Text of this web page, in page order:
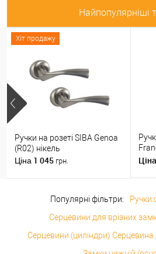
Найпопулярніші
Хіт продажу
Ручки на розеті SIBA Genoa
(R02) нікель
Ціна 1 045 грн.
Популярні фільтри:
Ручки
Серцевини для врізних
Серцевини (циліндри)